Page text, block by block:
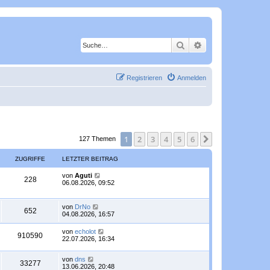
Suche
Anmelden
Registrieren
127 Themen 1 2 3 4 5 6
ZUGRIFFE LETZTER BEITRAG
228Z
g
r
L
e
e
r
B
e
i
a
g
von Aguti
06.08.2026, 09:52
652Z
u
L
e
t
e
r
B
e
von DrNo
04.08.2026, 16:57
910590Z
u
L
e
z
t
e
von echolot
22.07.2026, 16:34
33277Z
L
e
von dns
13.06.2026, 20:48